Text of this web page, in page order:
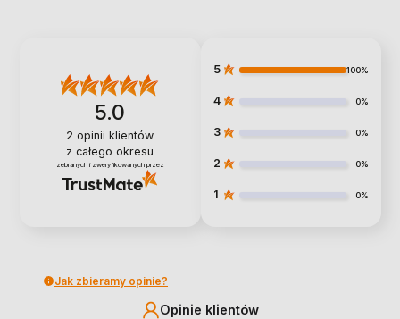
5.0
2 opinii klientów
z całego okresu
zebranych i zweryfikowanych przez
5 100%
4 0%
3 0%
2 0%
1 0%
Jak zbieramy opinie?
Opinie klientów